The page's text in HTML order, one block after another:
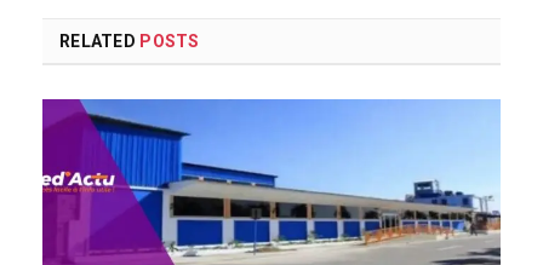
RELATED POSTS